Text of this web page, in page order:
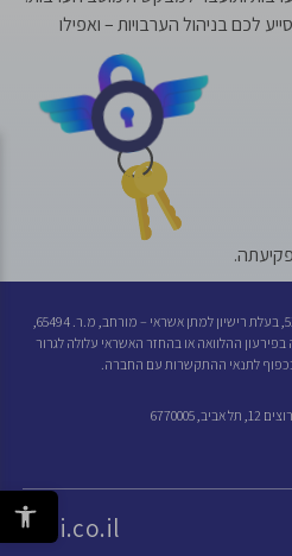
לכם בניהול הערבויות – ואפילו
אובלי ערבויות בע”מ, מספר ח.פ. 515966661, בעלת רישיון למתן אשראי – מורחב, מ.ר. 65494,
ההלוואה או בהחזר האשראי עלולה לגרור
בכפוף לתנאי ההתקשרות עם החברה.
obli.co.il
פתח